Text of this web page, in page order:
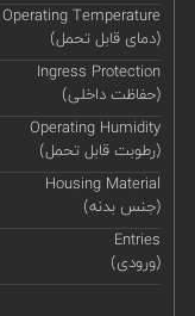
Operating Temperature
(دمای قابل تحمل)
Ingress Protection
(حفاظت داخلی)
Operating Humidity
(رطوبت قابل تحمل)
Housing Material
(جنس بدنه)
Entries
(ورودی)